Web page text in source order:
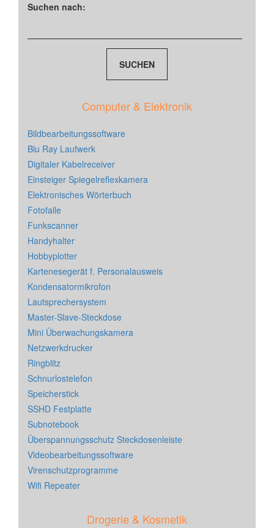
Suchen nach:
Computer & Elektronik
Bildbearbeitungssoftware
Blu Ray Laufwerk
Digitaler Kabelreceiver
Einsteiger Spiegelreflexkamera
Elektronisches Wörterbuch
Fotofalle
Funkscanner
Handyhalter
Hobbyplotter
Kartenesegerät f. Personalausweis
Kondensatormikrofon
Lautsprechersystem
Master-Slave-Steckdose
Mini Überwachungskamera
Netzwerkdrucker
Ringblitz
Schnurlostelefon
Speicherstick
SSHD Festplatte
Subnotebook
Überspannungsschutz Steckdosenleiste
Videobearbeitungssoftware
Virenschutzprogramme
Wifi Repeater
Drogerie & Kosmetik